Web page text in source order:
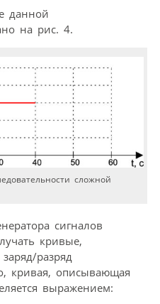
данной
на рис. 4.
сложной
сигналов
кривые,
разряд
кривая, описывающая
выражением: